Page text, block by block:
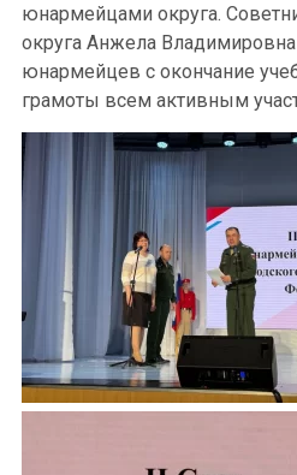
юнармейцами округа.
округа Анжела
юнармейцев с окончание
грамоты всем активным